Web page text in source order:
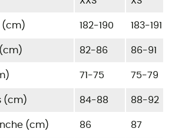
(cm) 182-190 183-191
82-86 86-91
71-75 75-79
(cm) 84-88 88-92
(cm) 86 87